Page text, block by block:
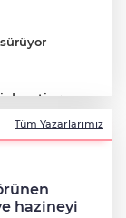
denetim:
da
Tüm Yazarlarımız
hazineyi